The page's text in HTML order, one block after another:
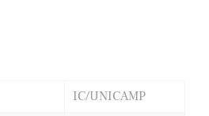
IC/UNICAMP